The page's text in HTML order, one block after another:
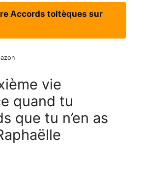
Accords toltèques sur
vie
quand tu
que tu n’en as